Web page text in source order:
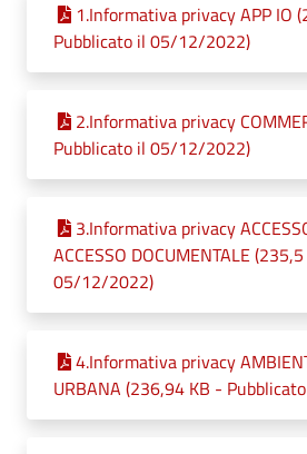
1.Informativa privacy APP IO
Pubblicato il 05/12/2022)
2.Informativa privacy
Pubblicato il 05/12/2022)
3.Informativa privacy
ACCESSO DOCUMENTALE
05/12/2022)
4.Informativa privacy
URBANA (236,94 KB -